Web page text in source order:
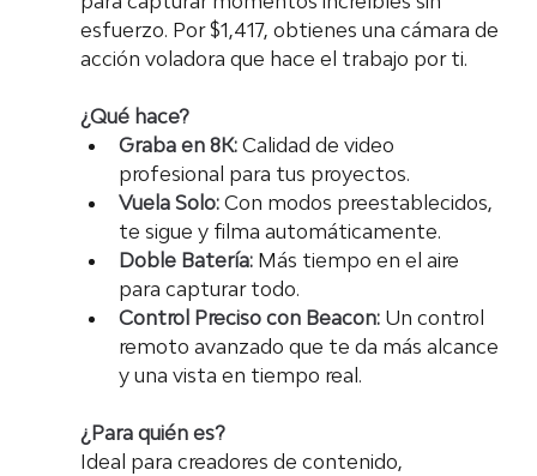
esfuerzo. Por $1,417, obtienes una cámara de
acción voladora que hace el trabajo por ti.
¿Qué hace?
Graba en 8K: Calidad de video
profesional para tus proyectos.
Vuela Solo: Con modos preestablecidos,
te sigue y filma automáticamente.
Doble Batería: Más tiempo en el aire
para capturar todo.
Control Preciso con Beacon: Un control
remoto avanzado que te da más alcance
y una vista en tiempo real.
¿Para quién es?
Ideal para creadores de contenido,